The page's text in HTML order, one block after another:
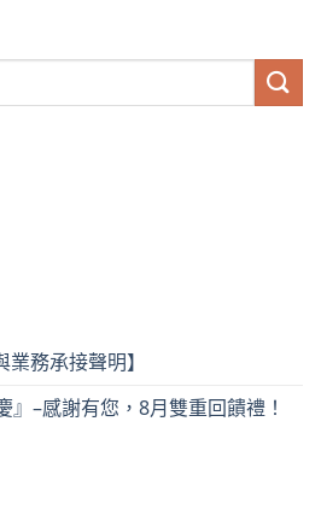
業務承接聲明】
』–感謝有您，8月雙重回饋禮！